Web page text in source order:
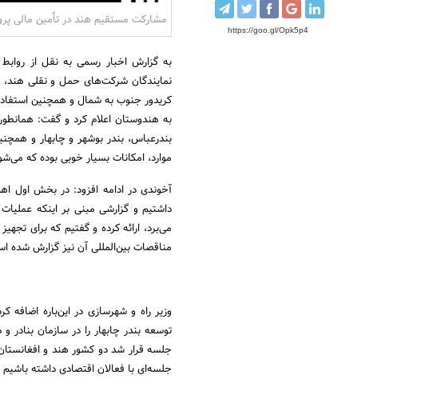
https://goo.gl/Opk5p4
مشارکت مستقیم هند در تأمین مالی
به گزارش اخبار رسمی به نقل از
نمایندگان شرکت‌های حمل و نقلی هند،
کریدور جنوب به شمال و همچنین
به هندوستان اعلام کرد و گفت:
بندرعباس، بندر بوشهر و چابهار و
موارد، امکانات بسیار خوبی بوده که
آخوندی در ادامه افزود: در بخش اول
داشتیم و گزارشی مبنی بر اینکه
مناقصات بین‌المللی آن نیز گزارش شده
وزیر راه و شهرسازی در این‌باره اضافه
توسعه بندر چابهار را در سازمان بنادر
جلسه قرار شد دو کشور هند و
جلسه‌ای با فعالان اقتصادی داشته باشیم